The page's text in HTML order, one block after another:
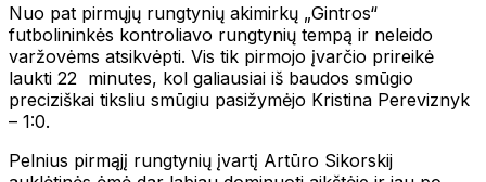
Nuo pat pirmųjų rungtynių akimirkų „Gintros“
futbolininkės kontroliavo rungtynių tempą ir neleido
varžovėms atsikvėpti. Vis tik pirmojo įvarčio prireikė
laukti 22 minutes, kol galiausiai iš baudos smūgio
preciziškai tiksliu smūgiu pasižymėjo Kristina Pereviznyk
– 1:0.
Pelnius pirmąjį rungtynių įvartį Artūro Sikorskij